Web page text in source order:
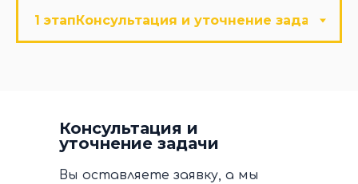
Консультация и
уточнение задачи
Вы оставляете заявку, а мы